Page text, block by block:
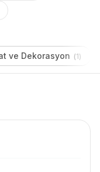
ve Dekorasyon (1)